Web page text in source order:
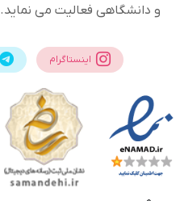
و دانشگاهی فعالیت می نماید.
اینستاگرام